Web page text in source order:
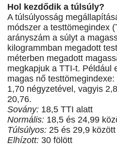
Hol kezdődik a túlsúly?
A túlsúlyosság
módszer a testtömegindex
arányszám a súlyt a
kilogrammban megadott
méterben megadott
megkapjuk a TTI-t. Például
magas nő
1,70 négyzetével, vagyis
20,76.
Sovány: 18,5 TTI alatt
Normális: 18,5 és 24,99
Túlsúlyos: 25 és 29,9 között
Elhízott: 30 fölött